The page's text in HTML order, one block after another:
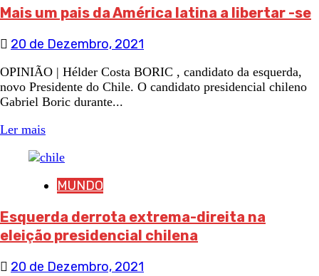
Mais um pais da América latina a libertar -se
20 de Dezembro, 2021
OPINIÃO | Hélder Costa BORIC , candidato da esquerda,
novo Presidente do Chile. O candidato presidencial chileno
Gabriel Boric durante...
Ler mais
MUNDO
Esquerda derrota extrema-direita na
eleição presidencial chilena
20 de Dezembro, 2021